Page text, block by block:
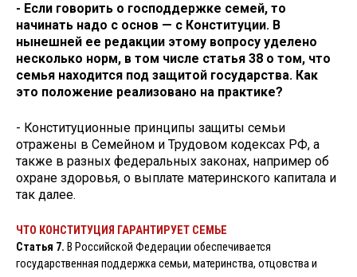
- Если говорить о господдержке семей, то
начинать надо с основ — с Конституции. В
нынешней ее редакции этому вопросу уделено
несколько норм, в том числе статья 38 о том, что
семья находится под защитой государства. Как
это положение реализовано на практике?
- Конституционные принципы защиты семьи
отражены в Семейном и Трудовом кодексах РФ, а
также в разных федеральных законах, например об
охране здоровья, о выплате материнского капитала и
так далее.
ЧТО КОНСТИТУЦИЯ ГАРАНТИРУЕТ СЕМЬЕ
Статья 7. В Российской Федерации обеспечивается
государственная поддержка семьи, материнства, отцовства и